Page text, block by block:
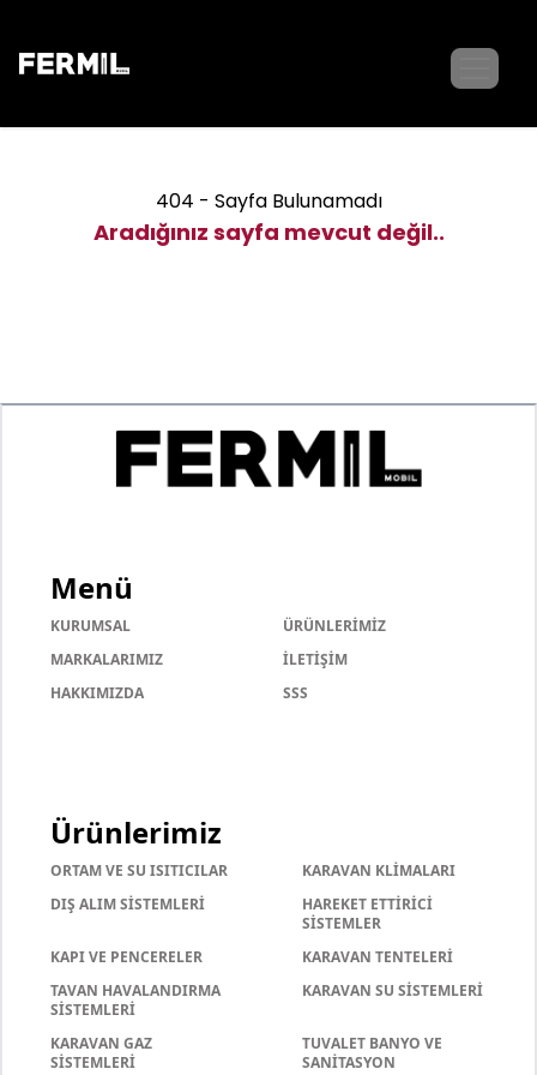
404 - Sayfa Bulunamadı
Aradığınız sayfa mevcut değil..
Menü
KURUMSAL
ÜRÜNLERİMİZ
MARKALARIMIZ
İLETİŞİM
HAKKIMIZDA
SSS
Ürünlerimiz
ORTAM VE SU ISITICILAR
KARAVAN KLİMALARI
DIŞ ALIM SİSTEMLERİ
HAREKET ETTİRİCİ
SİSTEMLER
KAPI VE PENCERELER
KARAVAN TENTELERİ
TAVAN HAVALANDIRMA
SİSTEMLERİ
KARAVAN SU SİSTEMLERİ
KARAVAN GAZ
SİSTEMLERİ
TUVALET BANYO VE
SANİTASYON